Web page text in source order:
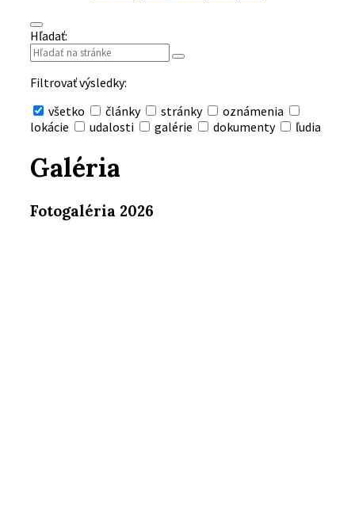
Hľadať:
Filtrovať výsledky:
všetko
články stránky
oznámenia
lokácie
udalosti galérie dokumenty ľudia
vyhľadávanie
Galéria
Fotogaléria 2026